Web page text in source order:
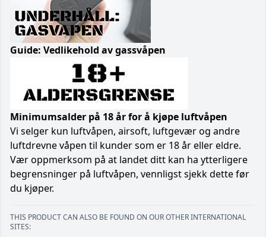
Guide: Vedlikehold av gassvåpen
Minimumsalder på 18 år for å kjøpe luftvåpen
Vi selger kun luftvåpen, airsoft, luftgevær og andre
luftdrevne våpen til kunder som er 18 år eller eldre.
Vær oppmerksom på at landet ditt kan ha ytterligere
begrensninger på luftvåpen, vennligst sjekk dette før
du kjøper.
THIS PRODUCT CAN ALSO BE FOUND ON OUR OTHER INTERNATIONAL
SITES: